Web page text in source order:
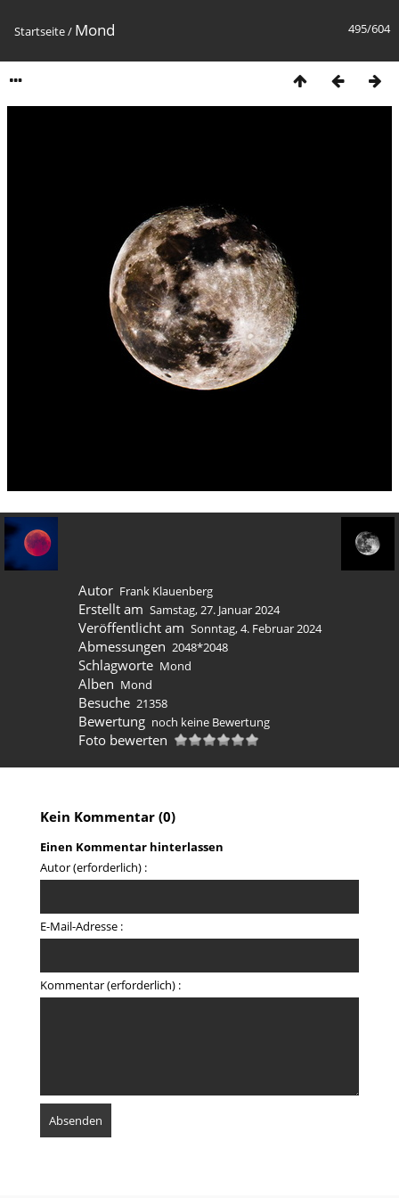
495/604
Startseite/ Mond
Autor Frank Klauenberg
Erstellt am Samstag, 27. Januar 2024
Veröffentlicht am Sonntag, 4. Februar 2024
Abmessungen 2048*2048
Schlagworte Mond
Alben Mond
Besuche 21358
Bewertung noch keine Bewertung
Foto bewerten
Kein Kommentar (0)
Einen Kommentar hinterlassen
Autor (erforderlich) :
E-Mail-Adresse :
Kommentar (erforderlich) :